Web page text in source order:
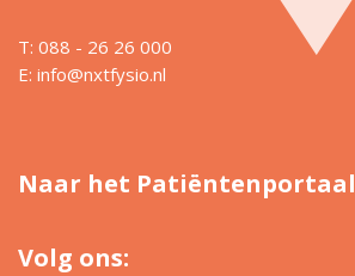
T: 088 - 26 26 000
E: info@nxtfysio.nl
Naar het Patiëntenportaal
Volg ons: